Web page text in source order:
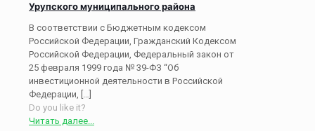
Урупского муниципального района
В соответствии с Бюджетным кодексом
Российской Федерации, Гражданский Кодексом
Российской Федерации, Федеральный закон от
25 февраля 1999 года № 39-ФЗ “Об
инвестиционной деятельности в Российской
Федерации, […]
Do you like it?
Читать далее...